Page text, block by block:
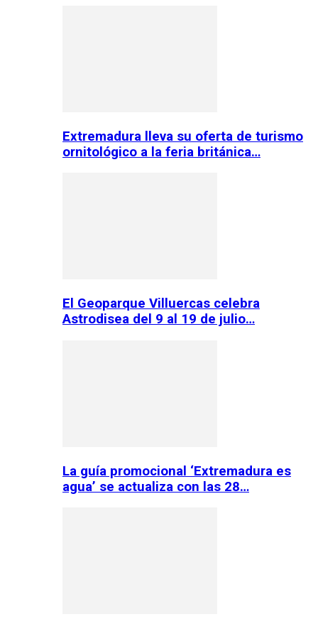
Extremadura lleva su oferta de turismo
ornitológico a la feria británica…
El Geoparque Villuercas celebra
Astrodisea del 9 al 19 de julio…
La guía promocional ‘Extremadura es
agua’ se actualiza con las 28…